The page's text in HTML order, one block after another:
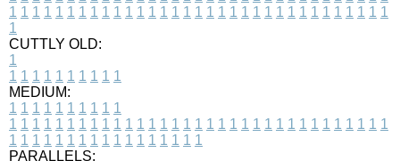
1 1 1 1 1 1 1 1 1 1 1 1 1 1 1 1 1 1 1 1 1 1 1 1 1 1 1 1 1 1 1 1 1
1
CUTTLY OLD:
1
1 1 1 1 1 1 1 1 1 1
MEDIUM:
1 1 1 1 1 1 1 1 1 1
1 1 1 1 1 1 1 1 1 1 1 1 1 1 1 1 1 1 1 1 1 1 1 1 1 1 1 1 1 1 1 1 1
1 1 1 1 1 1 1 1 1 1 1 1 1 1 1 1 1
PARALLELS: